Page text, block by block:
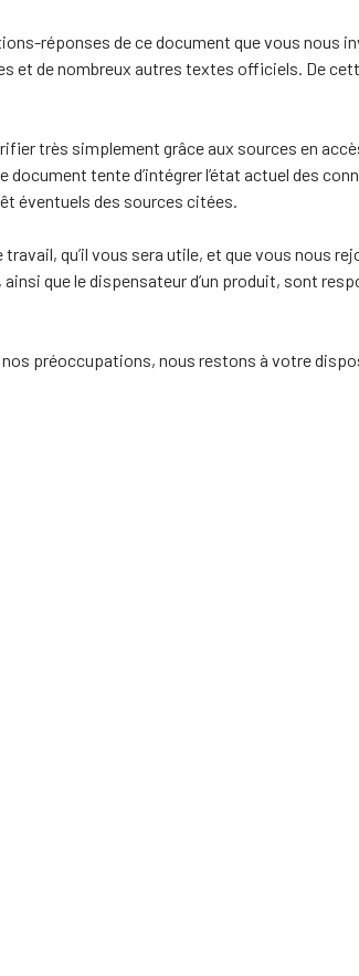
réponses de ce document que vous nous
et de nombreux autres textes officiels. De
très simplement grâce aux sources en
tente d’intégrer l’état actuel des
éventuels des sources citées.
qu’il vous sera utile, et que vous nous
que le dispensateur d’un produit, sont
préoccupations, nous restons à votre